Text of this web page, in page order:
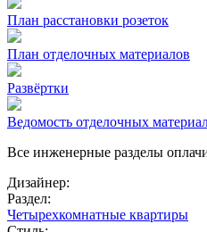
План расстановки розеток
План отделочных материалов
Развёртки
Ведомость отделочных
Все инженерные разделы
Дизайнер:
Раздел:
Четырехкомнатные квартиры